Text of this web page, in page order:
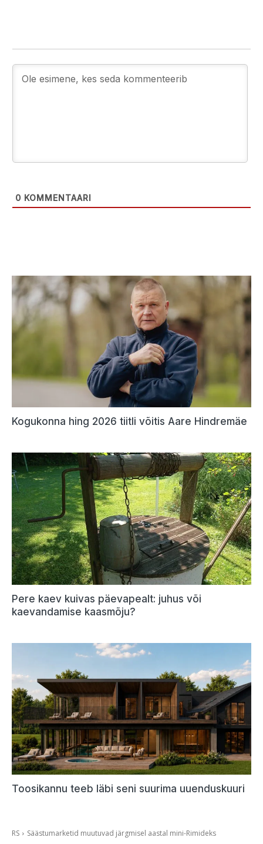
0 KOMMENTAARI
Kogukonna hing 2026 tiitli võitis Aare Hindremäe
Pere kaev kuivas päevapealt: juhus või
kaevandamise kaasmõju?
Toosikannu teeb läbi seni suurima uuenduskuuri